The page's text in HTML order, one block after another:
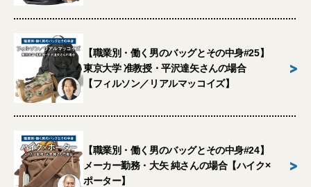
【職業別・働く男のバッグとその中身#25】
東京大学 准教授・平沢達矢さんの場合
【フィルソン／リアルマッコイズ】
>
【職業別・働く男のバッグとその中身#24】
メーカー勤務・大矢 純さんの場合【ハイク×
ポーター】
>